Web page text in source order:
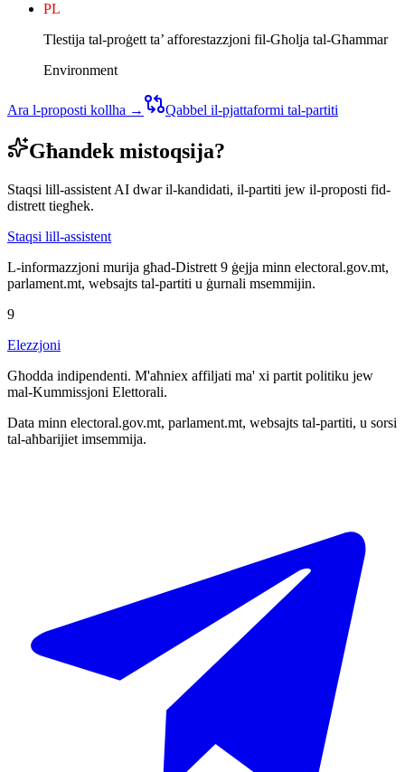
PL
Tlestija tal-proġett ta’ afforestazzjoni fil-Għolja tal-Għammar
Environment
Ara l-proposti kollha → Qabbel il-pjattaformi tal-partiti
Għandek mistoqsija?
Staqsi lill-assistent AI dwar il-kandidati, il-partiti jew il-proposti fid-
distrett tiegħek.
Staqsi lill-assistent
L-informazzjoni murija għad-Distrett 9 ġejja minn electoral.gov.mt,
parlament.mt, websajts tal-partiti u ġurnali msemmijin.
9
Elezzjoni
Għodda indipendenti. M'aħniex affiljati ma' xi partit politiku jew
mal-Kummissjoni Elettorali.
Data minn electoral.gov.mt, parlament.mt, websajts tal-partiti, u sorsi
tal-aħbarijiet imsemmija.